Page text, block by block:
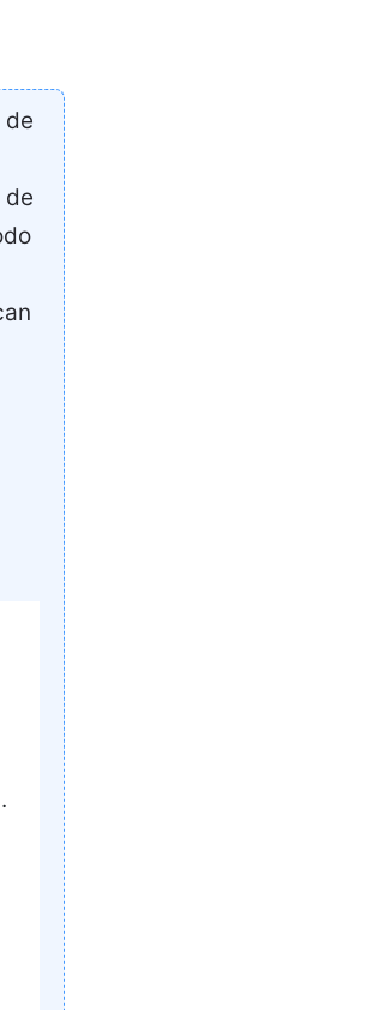
de
de